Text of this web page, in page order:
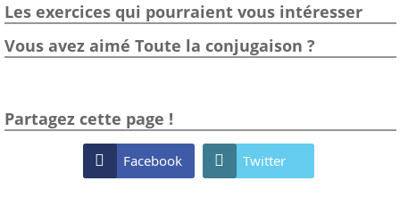
Les exercices qui pourraient vous intéresser
Vous avez aimé Toute la conjugaison ?
Partagez cette page !
 Facebook  Twitter